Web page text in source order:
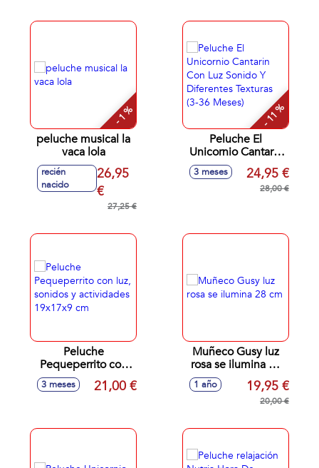
- 1 %
peluche musical la
vaca lola
recién
nacido
26,95
€
27,25 €
- 11 %
Peluche El
Unicornio Cantarin
Con Luz Sonido Y
Diferentes Texturas
(3-36 Meses)
3 meses 24,95 €
28,00 €
Peluche
Pequeperrito con
luz, sonidos y
actividades
3 meses 21,00 €
Muñeco Gusy luz
rosa se ilumina 28
1 año 19,95 €
20,00 €